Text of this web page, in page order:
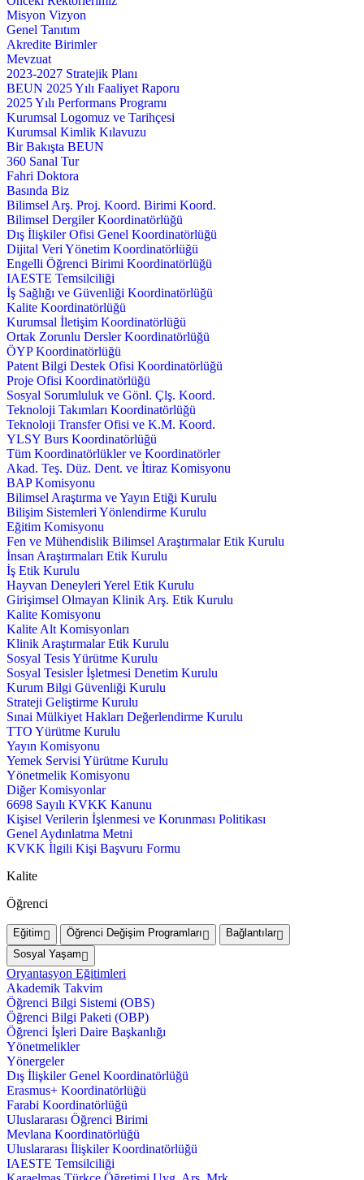
Misyon Vizyon
Genel Tanıtım
Akredite Birimler
Mevzuat
2023-2027 Stratejik Planı
BEUN 2025 Yılı Faaliyet Raporu
2025 Yılı Performans Programı
Kurumsal Logomuz ve Tarihçesi
Kurumsal Kimlik Kılavuzu
Bir Bakışta BEUN
360 Sanal Tur
Fahri Doktora
Basında Biz
Bilimsel Arş. Proj. Koord. Birimi Koord.
Bilimsel Dergiler Koordinatörlüğü
Dış İlişkiler Ofisi Genel Koordinatörlüğü
Dijital Veri Yönetim Koordinatörlüğü
Engelli Öğrenci Birimi Koordinatörlüğü
IAESTE Temsilciliği
İş Sağlığı ve Güvenliği Koordinatörlüğü
Kalite Koordinatörlüğü
Kurumsal İletişim Koordinatörlüğü
Ortak Zorunlu Dersler Koordinatörlüğü
ÖYP Koordinatörlüğü
Patent Bilgi Destek Ofisi Koordinatörlüğü
Proje Ofisi Koordinatörlüğü
Sosyal Sorumluluk ve Gönl. Çlş. Koord.
Teknoloji Takımları Koordinatörlüğü
Teknoloji Transfer Ofisi ve K.M. Koord.
YLSY Burs Koordinatörlüğü
Tüm Koordinatörlükler ve Koordinatörler
Akad. Teş. Düz. Dent. ve İtiraz Komisyonu
BAP Komisyonu
Bilimsel Araştırma ve Yayın Etiği Kurulu
Bilişim Sistemleri Yönlendirme Kurulu
Eğitim Komisyonu
Fen ve Mühendislik Bilimsel Araştırmalar Etik Kurulu
İnsan Araştırmaları Etik Kurulu
İş Etik Kurulu
Hayvan Deneyleri Yerel Etik Kurulu
Girişimsel Olmayan Klinik Arş. Etik Kurulu
Kalite Komisyonu
Kalite Alt Komisyonları
Klinik Araştırmalar Etik Kurulu
Sosyal Tesis Yürütme Kurulu
Sosyal Tesisler İşletmesi Denetim Kurulu
Kurum Bilgi Güvenliği Kurulu
Strateji Geliştirme Kurulu
Sınai Mülkiyet Hakları Değerlendirme Kurulu
TTO Yürütme Kurulu
Yayın Komisyonu
Yemek Servisi Yürütme Kurulu
Yönetmelik Komisyonu
Diğer Komisyonlar
6698 Sayılı KVKK Kanunu
Kişisel Verilerin İşlenmesi ve Korunması Politikası
Genel Aydınlatma Metni
KVKK İlgili Kişi Başvuru Formu
Kalite
Öğrenci
Eğitim Öğrenci Değişim Programları
Bağlantılar
Sosyal Yaşam
Oryantasyon Eğitimleri
Akademik Takvim
Öğrenci Bilgi Sistemi (OBS)
Öğrenci Bilgi Paketi (OBP)
Öğrenci İşleri Daire Başkanlığı
Yönetmelikler
Yönergeler
Dış İlişkiler Genel Koordinatörlüğü
Erasmus+ Koordinatörlüğü
Farabi Koordinatörlüğü
Uluslararası Öğrenci Birimi
Mevlana Koordinatörlüğü
Uluslararası İlişkiler Koordinatörlüğü
IAESTE Temsilciliği